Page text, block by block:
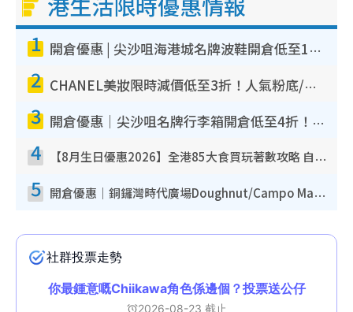
1 開倉優惠 | 尖沙咀海港城名牌波鞋開倉低至1折！On鞋$899起／Joy&Peace鞋履$98起
2 CHANEL美妝限時減價低至3折！人氣粉底/唇膏/精華液低至$275！COCO香水都有平
3 開倉優惠｜尖沙咀名牌行李箱開倉低至4折！一連5日 American Tourister/ace./Hallmark $200起！
4 【8月生日優惠2026】全港85大食買玩著數攻略 自助餐/火鍋放題同行免費＋誠品/DONKI送現金券
5 開倉優惠｜銅鑼灣時代廣場Doughnut/Campo Marzio開倉低至1折！背囊、書包、手袋劈價$200起